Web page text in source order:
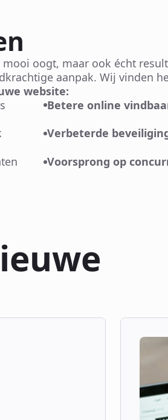
oogt, maar ook écht
aanpak. Wij vinden
website:
Betere online
Verbeterde
Voorsprong op